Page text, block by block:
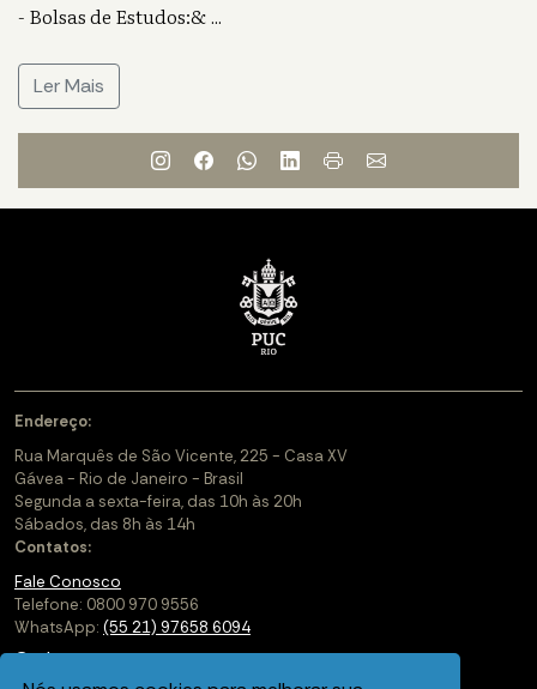
- Bolsas de Estudos:&...
Ler Mais
Endereço:
Rua Marquês de São Vicente, 225 - Casa XV
Gávea - Rio de Janeiro - Brasil
Segunda a sexta-feira, das 10h às 20h
Sábados, das 8h às 14h
Contatos:
Fale Conosco
Telefone: 0800 970 9556
WhatsApp: (55 21) 97658 6094
Cadastre-se